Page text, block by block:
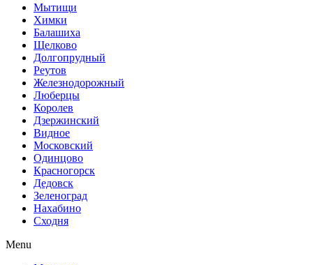
Мытищи
Химки
Балашиха
Щелково
Долгопрудный
Реутов
Железнодорожный
Люберцы
Королев
Дзержинский
Видное
Московский
Одинцово
Красногорск
Дедовск
Зеленоград
Нахабино
Сходня
Menu